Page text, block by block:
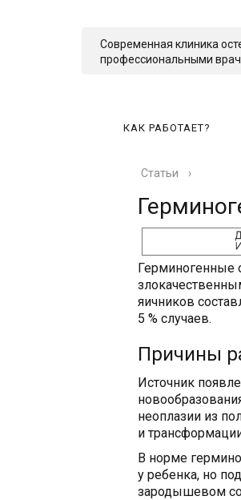
Современная клиника
профессиональными
КАК РАБОТАЕТ?
Статьи ›
Герминогенные
яичников
5 % случаев.
Причины
Источник
неоплазии из
и
В норме
у ребенка, но
зародышевом